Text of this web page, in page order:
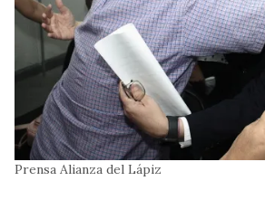
Prensa Alianza del Lápiz